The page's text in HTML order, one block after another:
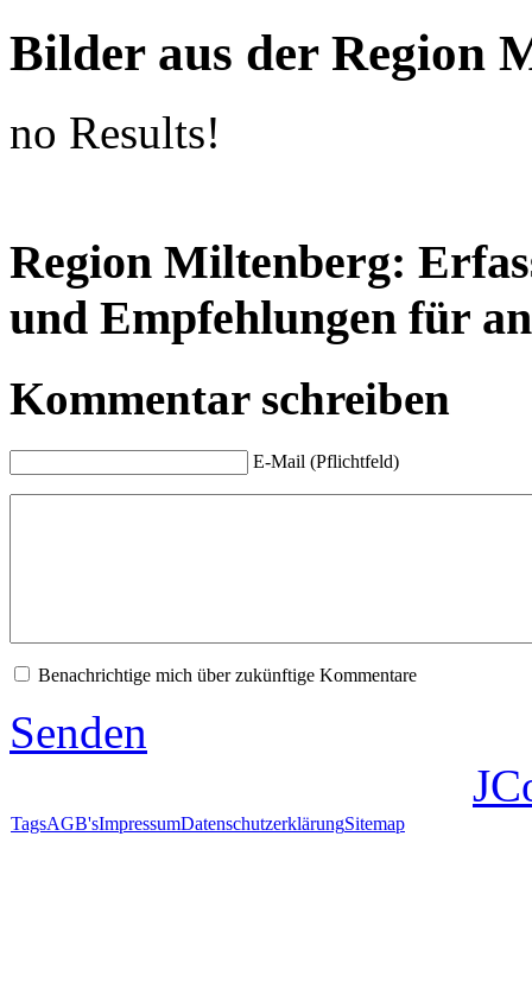
Bilder aus der Region
no Results!
Region Miltenberg:
und Empfehlungen für
Kommentar schreiben
E-Mail (Pflichtfeld)
Benachrichtige mich über zukünftige Kommentare
Senden
TagsAGB'sImpressumDatenschutzerklärungSitemap